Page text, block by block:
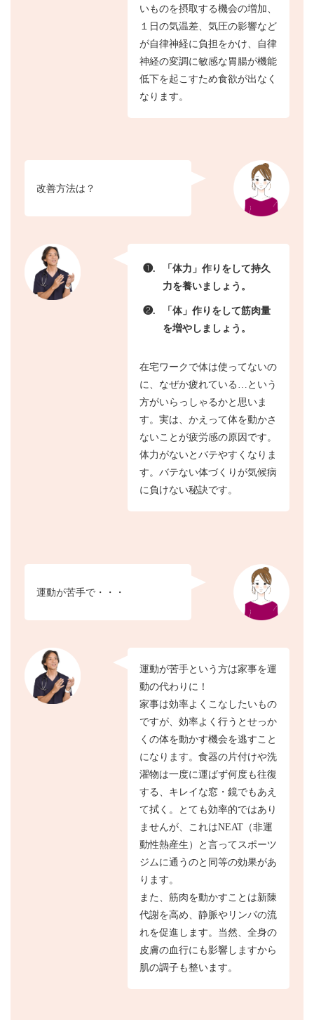
いものを摂取する機会の増加、
１日の気温差、気圧の影響など
が自律神経に負担をかけ、自律
神経の変調に敏感な胃腸が機能
低下を起こすため食欲が出なく
なります。
改善方法は？
❶.
「体力」作りをして持久
力を養いましょう。
❷.
「体」作りをして筋肉量
を増やしましょう。
在宅ワークで体は使ってないの
に、なぜか疲れている…という
方がいらっしゃるかと思いま
す。実は、かえって体を動かさ
ないことが疲労感の原因です。
体力がないとバテやすくなりま
す。バテない体づくりが気候病
に負けない秘訣です。
運動が苦手で・・・
運動が苦手という方は家事を運
動の代わりに！
家事は効率よくこなしたいもの
ですが、効率よく行うとせっか
くの体を動かす機会を逃すこと
になります。食器の片付けや洗
濯物は一度に運ばず何度も往復
する、キレイな窓・鏡でもあえ
て拭く。とても効率的ではあり
ませんが、これはNEAT（非運
動性熱産生）と言ってスポーツ
ジムに通うのと同等の効果があ
ります。
また、筋肉を動かすことは新陳
代謝を高め、静脈やリンパの流
れを促進します。当然、全身の
皮膚の血行にも影響しますから
肌の調子も整います。